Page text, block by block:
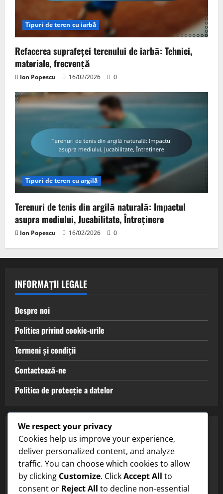
Tipuri de teren cu iarbă
Refacerea suprafeței terenului de iarbă: Tehnici,
materiale, frecvență
Ion Popescu 16/02/2026 0
Tipuri de teren cu argilă
Terenuri de tenis din argilă naturală: Impactul
asupra mediului, Jucabilitate, Întreținere
Ion Popescu 16/02/2026 0
INFORMAȚII LEGALE
Despre noi
Politica privind cookie-urile
Termeni și condiții
Contactează-ne
Politica de protecție a datelor
CATEGORII
Tipuri de teren cu argilă
Tipuri de teren cu iarbă
We respect your privacy
Cookies help us improve your experience,
deliver personalized content, and analyze
traffic. You can choose which cookies to allow
by clicking Customize. ClickAccept All to
consent or Reject All to decline non-essential